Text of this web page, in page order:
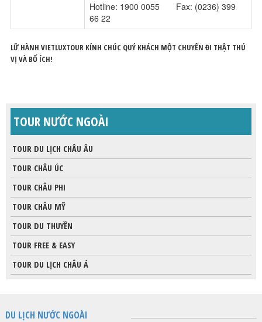
Hotline: 1900 0055 Fax: (0236) 399
66 22
LỮ HÀNH VIETLUXTOUR KÍNH CHÚC QUÝ KHÁCH MỘT CHUYẾN ĐI THẬT THÚ
VỊ VÀ BỔ ÍCH!
TOUR NƯỚC NGOÀI
TOUR DU LỊCH CHÂU ÂU
TOUR CHÂU ÚC
TOUR CHÂU PHI
TOUR CHÂU MỸ
TOUR DU THUYỀN
TOUR FREE & EASY
TOUR DU LỊCH CHÂU Á
DU LỊCH NƯỚC NGOÀI